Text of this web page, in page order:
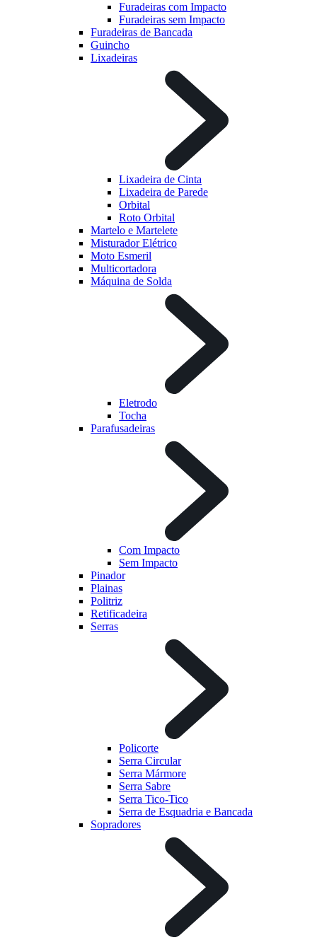
Furadeiras com Impacto
Furadeiras sem Impacto
Furadeiras de Bancada
Guincho
Lixadeiras
Lixadeira de Cinta
Lixadeira de Parede
Orbital
Roto Orbital
Martelo e Martelete
Misturador Elétrico
Moto Esmeril
Multicortadora
Máquina de Solda
Eletrodo
Tocha
Parafusadeiras
Com Impacto
Sem Impacto
Pinador
Plainas
Politriz
Retificadeira
Serras
Policorte
Serra Circular
Serra Mármore
Serra Sabre
Serra Tico-Tico
Serra de Esquadria e Bancada
Sopradores